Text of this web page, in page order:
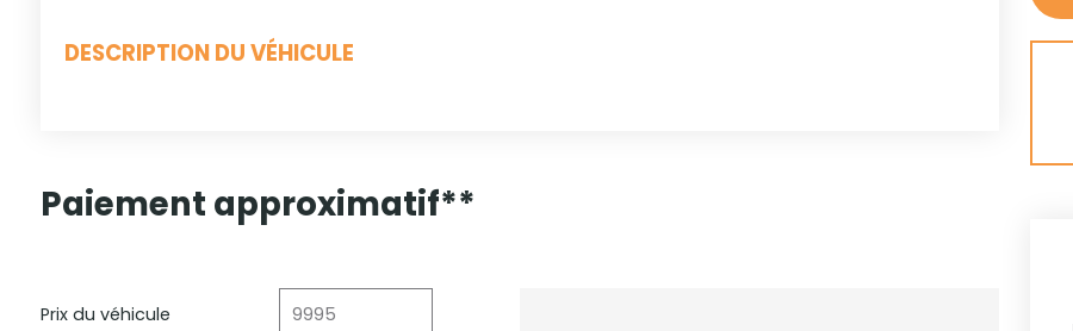
DESCRIPTION DU VÉHICULE
Paiement approximatif**
Prix du véhicule